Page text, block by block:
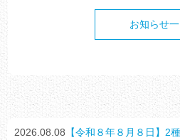
お知らせ
2026.08.08 【令和８年８月８日】2